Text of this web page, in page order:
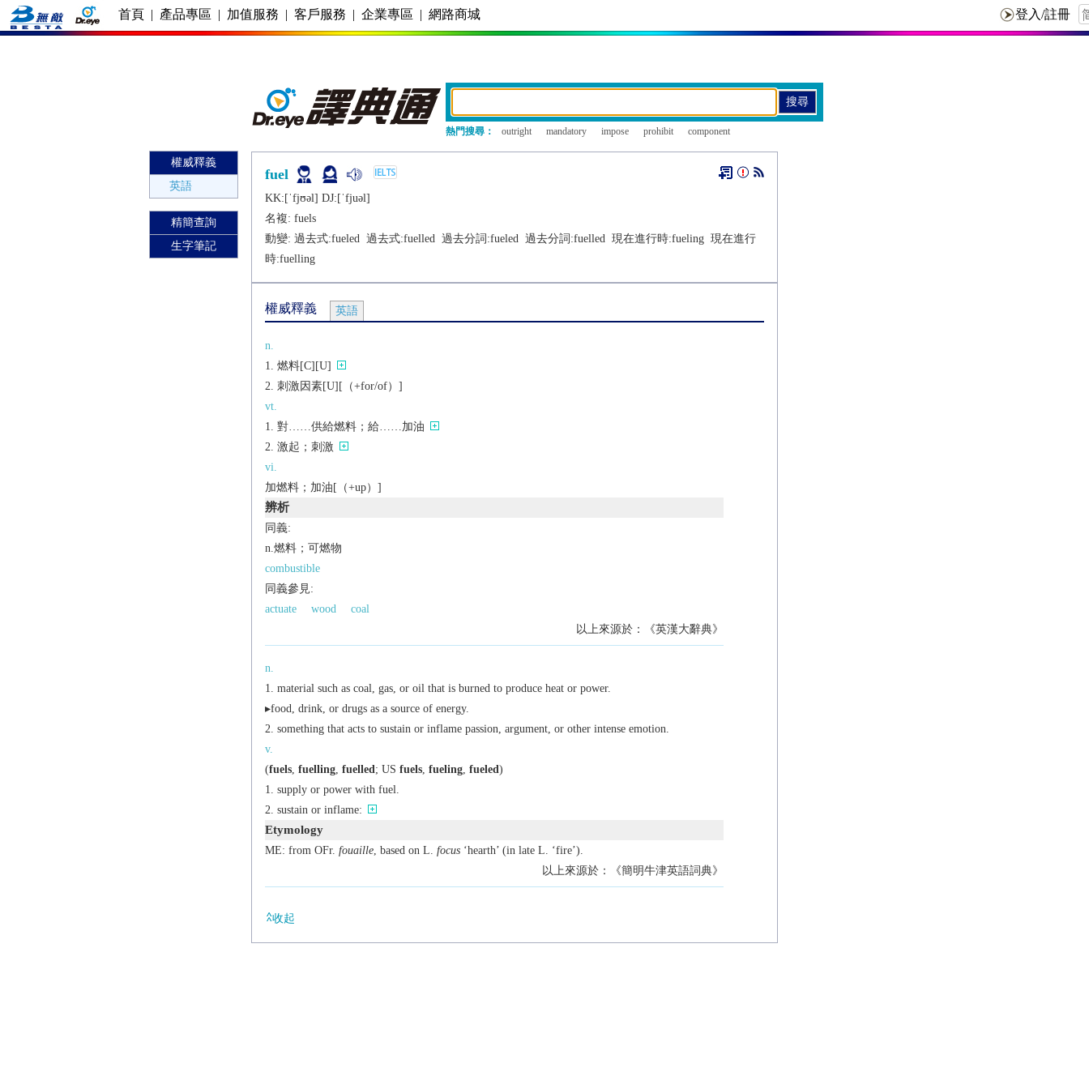
首頁 | 產品專區 | 加值服務 | 客戶服務 | 企業專區 | 網路商城
熱門搜尋： outright mandatory impose prohibit component
權威釋義
英語
精簡查詢
生字筆記
fuel
KK:[ˈfjʊǝl] DJ:[ˈfjuǝl]
名複: fuels
動變: 過去式:fueled 過去式:fuelled 過去分詞:fueled 過去分詞:fuelled 現在進行時:fueling現在進行
時:fuelling
權威釋義 英語
n.
燃料[C][U]
刺激因素[U][（+for/of）]
vt.
對……供給燃料；給……加油
激起；刺激
vi.
加燃料；加油[（+up）]
辨析
同義:
n.燃料；可燃物
combustible
同義參見:
actuate
wood
coal
以上來源於：《英漢大辭典》
n.
material such as coal, gas, or oil that is burned to produce heat or power.
▸food, drink, or drugs as a source of energy.
something that acts to sustain or inflame passion, argument, or other intense emotion.
v.
(fuels, fuelling, fuelled ; US fuels, fueling, fueled )
supply or power with fuel.
sustain or inflame:
Etymology
ME: from OFr. fouaille, based on L. focus‘hearth’ (in late L. ‘fire’).
以上來源於：《簡明牛津英語詞典》
收起